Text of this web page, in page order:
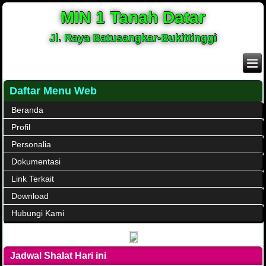
MIN 1 Tanah Datar
Jl. Raya Batusangkar-Bukittinggi
Daftar Menu Web
Beranda
Profil
Personalia
Dokumentasi
Link Terkait
Download
Hubungi Kami
Jadwal Shalat Hari ini